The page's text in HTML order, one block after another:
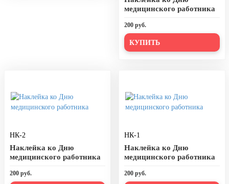
25 января, Татьянин день
15 февраля, День памяти о
Масленица
медицинского работника
200 руб.
КУПИТЬ
НК-2
Наклейка ко Дню
медицинского работника
200 руб.
НК-1
Наклейка ко Дню
медицинского работника
200 руб.